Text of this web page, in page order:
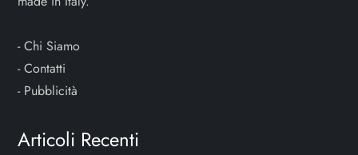
-Chi Siamo
-Contatti
- Pubblicità
Articoli Recenti